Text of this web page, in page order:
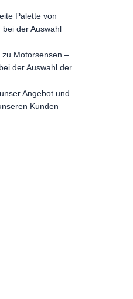
Palette von
der Auswahl
Motorsensen –
der Auswahl der
Angebot und
Kunden